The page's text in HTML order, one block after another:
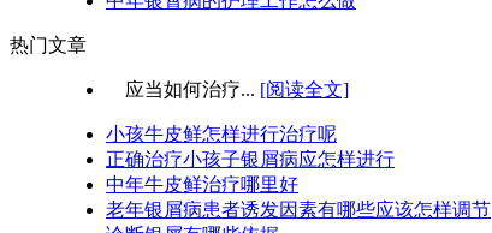
热门文章
应当如何治疗... [阅读全文]
小孩牛皮鲜怎样进行治疗呢
正确治疗小孩子银屑病应怎样进行
中年牛皮鲜治疗哪里好
老年银屑病患者诱发因素有哪些应该怎样调节